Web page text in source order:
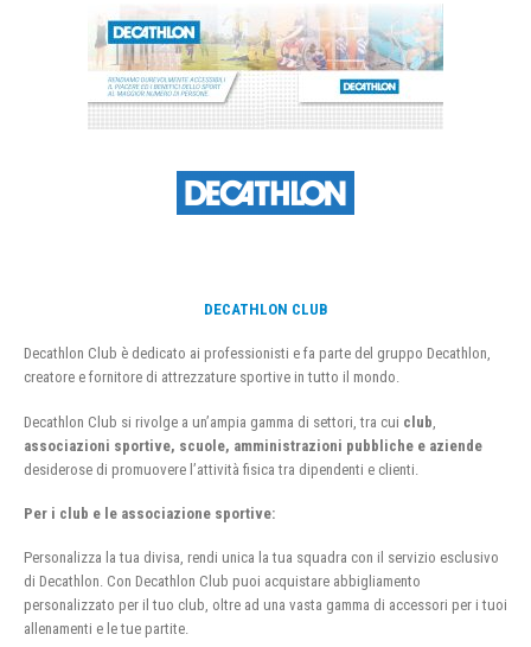
DECATHLON CLUB
Decathlon Club è dedicato ai professionisti e fa parte del gruppo Decathlon,
creatore e fornitore di attrezzature sportive in tutto il mondo.
Decathlon Club si rivolge a un’ampia gamma di settori, tra cui club
associazioni sportive, scuole, amministrazioni pubbliche e aziende
desiderose di promuovere l’attività fisica tra dipendenti e clienti.
Per i club e le associazione sportive:
Personalizza la tua divisa, rendi unica la tua squadra con il servizio esclusivo
di Decathlon. Con Decathlon Club puoi acquistare abbigliamento
personalizzato per il tuo club, oltre ad una vasta gamma di accessori per i tuoi
allenamenti e le tue partite.